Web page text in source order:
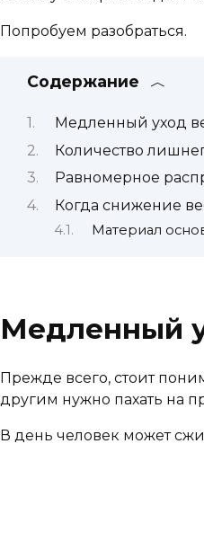
Попробуем разобраться.
Содержание
Медленный уход
Количество
Равномерное
Когда снижение
Материал
Медленный
Прежде всего, стоит
другим нужно пахать на
В день человек может